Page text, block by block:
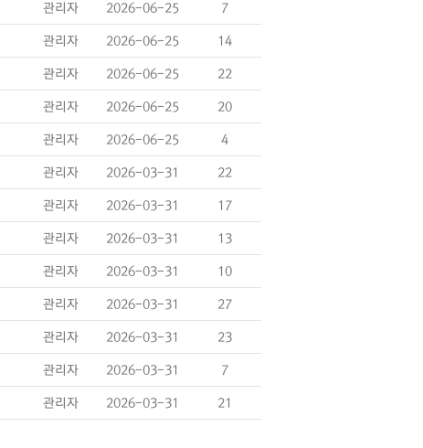
관리자 2026-06-25 7
관리자 2026-06-25 14
관리자 2026-06-25 22
관리자 2026-06-25 20
관리자 2026-06-25 4
관리자 2026-03-31 22
관리자 2026-03-31 17
관리자 2026-03-31 13
관리자 2026-03-31 10
관리자 2026-03-31 27
관리자 2026-03-31 23
관리자 2026-03-31 7
관리자 2026-03-31 21